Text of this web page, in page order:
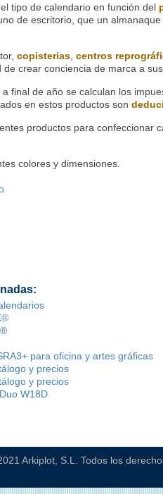
tipo de calendario en función del
de escritorio, que un
copisterias centros
crear conciencia de marca a
final de año se calculan los
en estos productos son
productos para confeccionar
colores y dimensiones.
para oficina y artes gráficas
y precios
y precios
W18D
Arkiplot, S.L. Todos los